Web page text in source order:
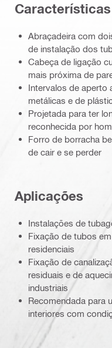
Características
Abraçadeira com
de instalação dos
Cabeça de ligação
mais próxima de
Intervalos de aperto
metálicas e de
Projetada para ter
reconhecida por
Forro de borracha
de cair e se perder
Aplicações
Instalações de
Fixação de tubos
residenciais
Fixação de
residuais e de
industriais
Recomendada para
interiores com